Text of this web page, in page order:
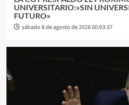
UNIVERSITARIO:»SIN
FUTURO»
sábado 8 de agosto de 2026 00:03:37